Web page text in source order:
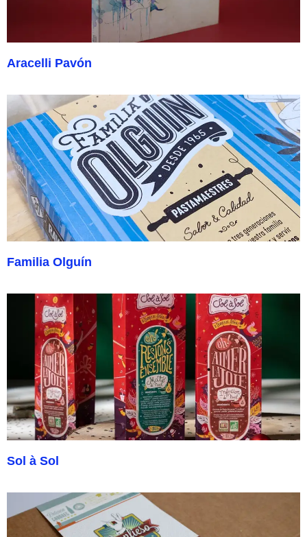
Aracelli Pavón
Familia Olguín
Sol à Sol